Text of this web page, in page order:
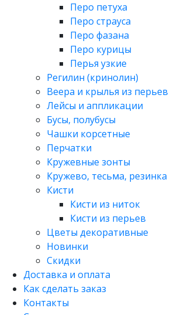
Перо петуха
Перо страуса
Перо фазана
Перо курицы
Перья узкие
Регилин (кринолин)
Веера и крылья из перьев
Лейсы и аппликации
Бусы, полубусы
Чашки корсетные
Перчатки
Кружевные зонты
Кружево, тесьма, резинка
Кисти
Кисти из ниток
Кисти из перьев
Цветы декоративные
Новинки
Скидки
Доставка и оплата
Как сделать заказ
Контакты